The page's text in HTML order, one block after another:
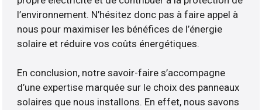
l’environnement. N’hésitez donc pas à faire appel à
nous pour maximiser les bénéfices de l’énergie
solaire et réduire vos coûts énergétiques.
En conclusion, notre savoir-faire s’accompagne
d’une expertise marquée sur le choix des panneaux
solaires que nous installons. En effet, nous savons